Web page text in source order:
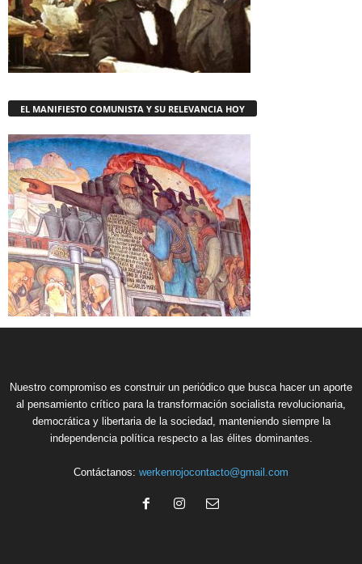
EL MANIFIESTO COMUNISTA Y SU RELEVANCIA HOY
Nuestro compromiso es construir un periódico que busca hacer un aporte
al pensamiento crítico para la transformación socialista revolucionaria,
democrática y libertaria de la sociedad, manteniendo siempre la
independencia política respecto a las élites dominantes.
Contáctanos: werkenrojocontacto@gmail.com